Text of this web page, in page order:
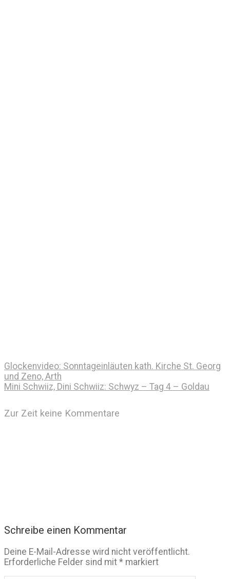
Glockenvideo: Sonntageinläuten kath. Kirche St. Georg
und Zeno, Arth
Mini Schwiiz, Dini Schwiiz: Schwyz – Tag 4 – Goldau
Zur Zeit keine Kommentare
Schreibe einen Kommentar
Deine E-Mail-Adresse wird nicht veröffentlicht.
Erforderliche Felder sind mit * markiert